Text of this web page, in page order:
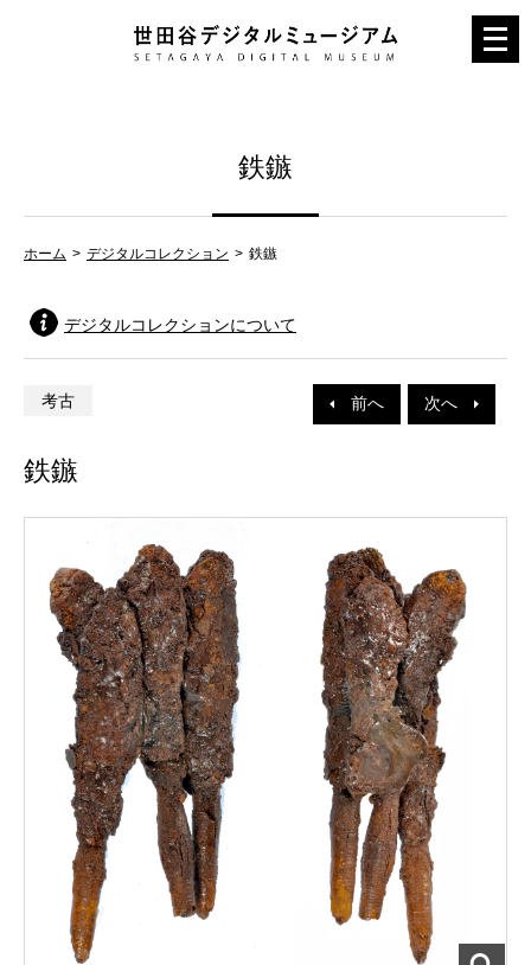
メ
ニ
鉄鏃
ホーム デジタルコレクション 鉄鏃
デジタルコレクションについて
前へ 次へ
考古
鉄鏃